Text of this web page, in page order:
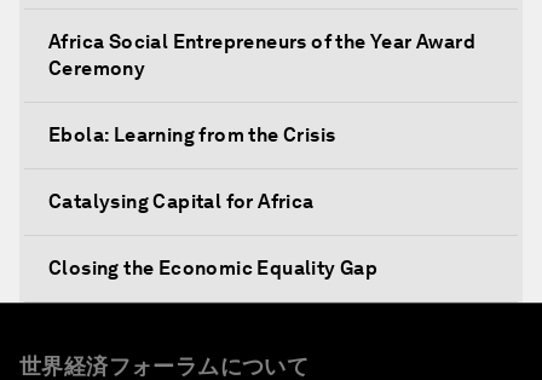
Africa Social Entrepreneurs of the Year Award
Ceremony
Ebola: Learning from the Crisis
Catalysing Capital for Africa
Closing the Economic Equality Gap
世界経済フォーラムについて